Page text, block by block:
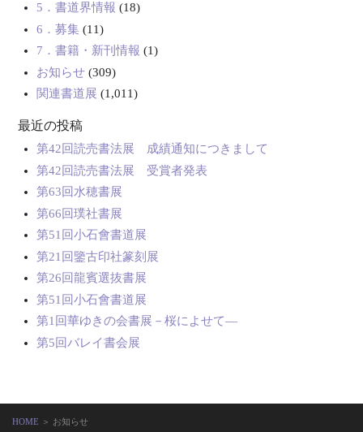
5．書道界情報 (18)
6．募集(11)
7．書籍・新刊情報 (1)
お知らせ(309)
関連書道展 (1,011)
最近の投稿
第42回読売書法展 成績通知につきまして
第42回読売書法展 受賞者発表
第63回水穂書展
第66回璞社書展
第51回小石會書道展
第21回鑒古印社篆刻展
第26回龍賓選抜書展
第51回小石會書道展
第1回華ゆきの会書展－桜によせて―
第5回バレイ書会展
HOME ＞ お知らせ